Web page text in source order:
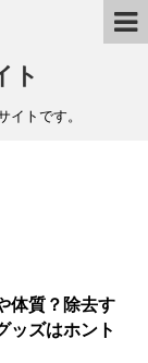
ト
イトです。
体質？除去す
ッズはホント